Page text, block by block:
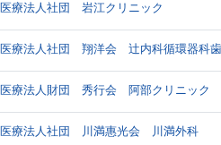
医療法人社団 岩江クリニック
医療法人社団 翔洋会 辻内科循環器科
医療法人財団 秀行会 阿部クリニック
医療法人社団 川満惠光会 川満外科